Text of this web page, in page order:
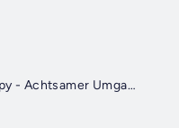
Pain Reprocessing Therapy - Achtsamer Umgang mit Schmerzen